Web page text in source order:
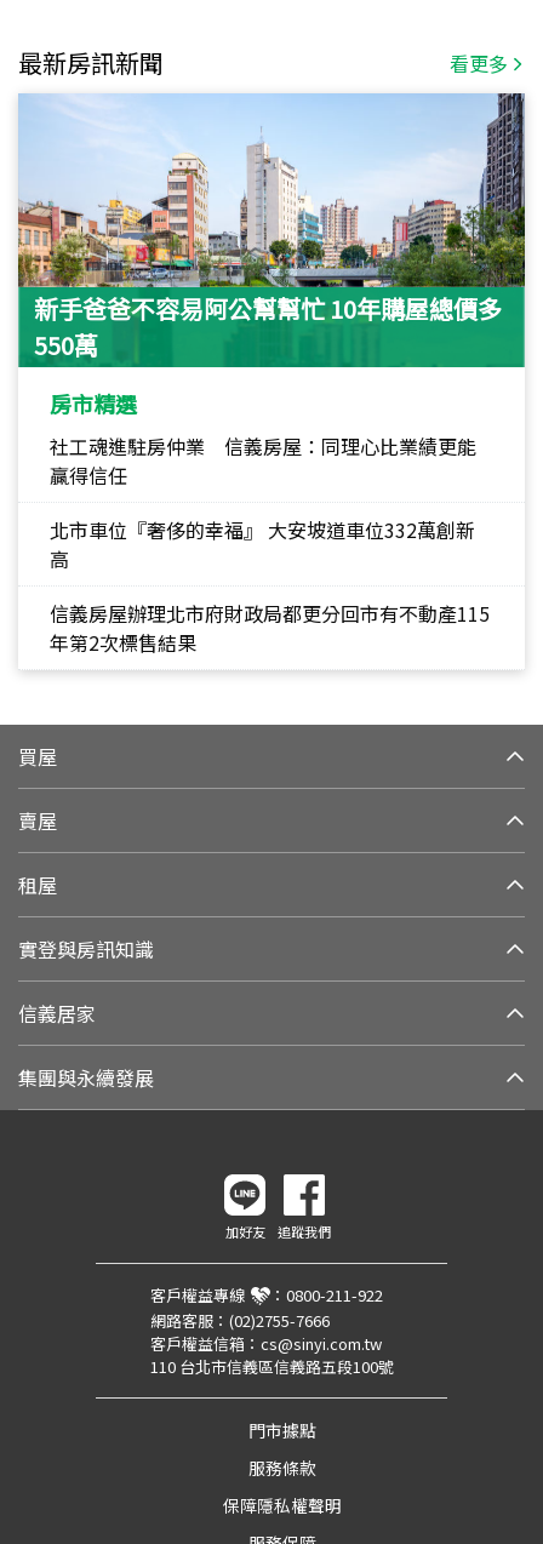
最新房訊新聞 看更多
新手爸爸不容易阿公幫幫忙 10年購屋總價多
550萬
房市精選
社工魂進駐房仲業 信義房屋：同理心比業績更能
贏得信任
北市車位『奢侈的幸福』 大安坡道車位332萬創新
高
信義房屋辦理北市府財政局都更分回市有不動產115
年第2次標售結果
買屋
賣屋
租屋
實登與房訊知識
信義居家
集團與永續發展
加好友 追蹤我們
客戶權益專線 ： 0800-211-922
網路客服： (02)2755-7666
客戶權益信箱： cs@sinyi.com.tw
110 台北市信義區信義路五段100號
門市據點
服務條款
保障隱私權聲明